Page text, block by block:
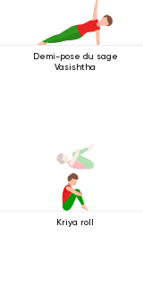
Demi-pose du sage
Vasishtha
Kriya roll